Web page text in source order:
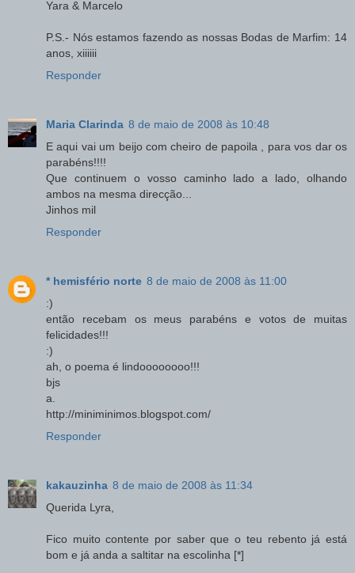
Yara & Marcelo
P.S.- Nós estamos fazendo as nossas Bodas de Marfim: 14
anos, xiiiiii
Responder
Maria Clarinda 8 de maio de 2008 às 10:48
E aqui vai um beijo com cheiro de papoila , para vos dar os
parabéns!!!!
Que continuem o vosso caminho lado a lado, olhando
ambos na mesma direcção...
Jinhos mil
Responder
* hemisfério norte 8 de maio de 2008 às 11:00
:)
então recebam os meus parabéns e votos de muitas
felicidades!!!
:)
ah, o poema é lindoooooooo!!!
bjs
a.
http://miniminimos.blogspot.com/
Responder
kakauzinha 8 de maio de 2008 às 11:34
Querida Lyra,
Fico muito contente por saber que o teu rebento já está
bom e já anda a saltitar na escolinha [*]